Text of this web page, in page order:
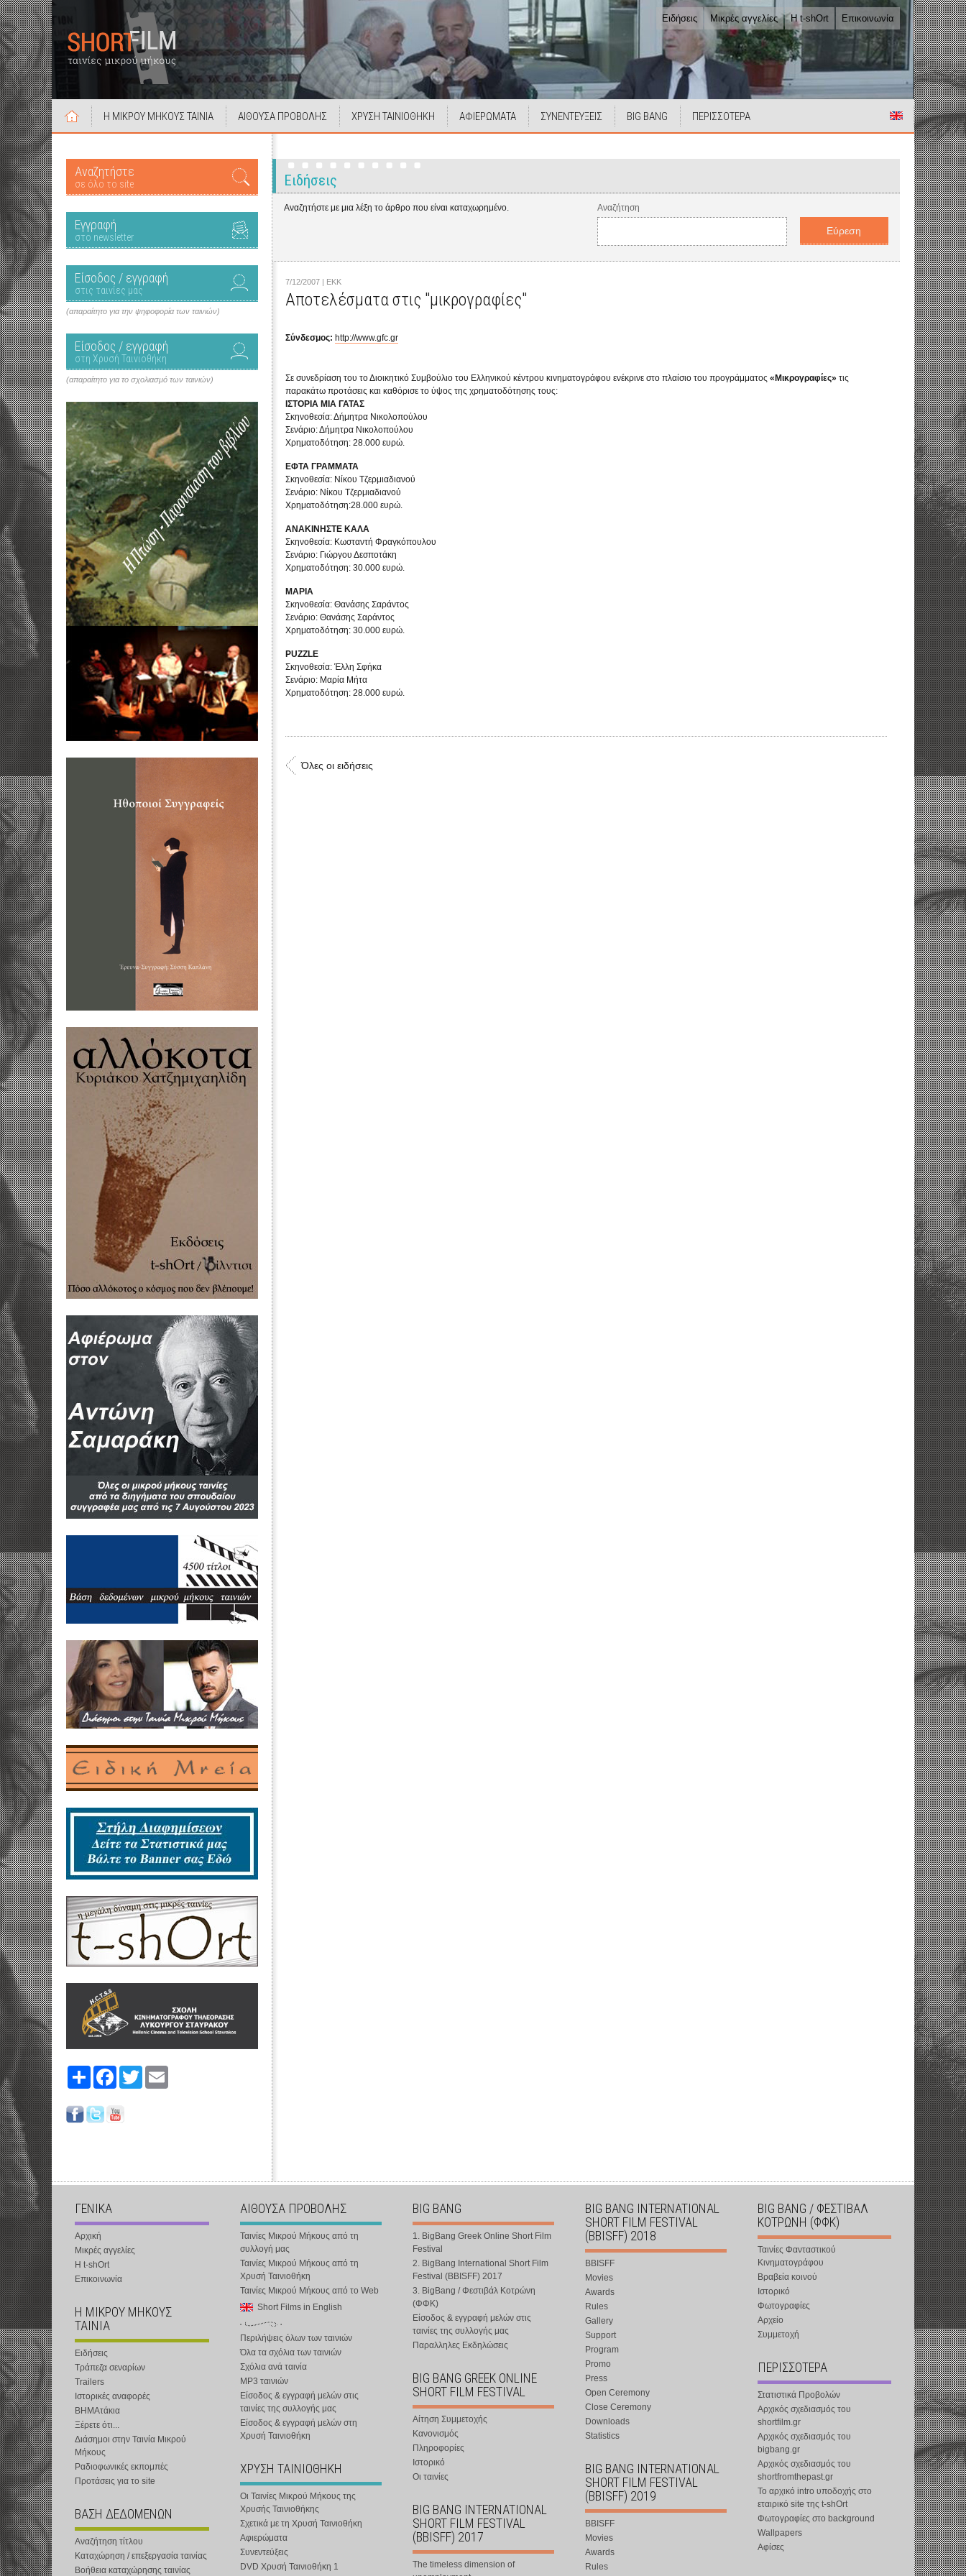
Ειδήσεις Μικρές αγγελίες Η t-shOrt Επικοινωνία
Η ΜΙΚΡΟΥ ΜΗΚΟΥΣ ΤΑΙΝΙΑ ΑΙΘΟΥΣΑ ΠΡΟΒΟΛΗΣ ΧΡΥΣΗ ΤΑΙΝΙΟΘΗΚΗ ΑΦΙΕΡΩΜΑΤΑ ΣΥΝΕΝΤΕΥΞΕΙΣ BIG BANG ΠΕΡΙΣΣΟΤΕΡΑ
Αναζητήστε
σε όλο το site
Εγγραφή
στο newsletter
Είσοδος / εγγραφή
στις ταινίες μας
(απαραίτητο για την ψηφοφορία των ταινιών)
Είσοδος / εγγραφή
στη Χρυσή Ταινιοθήκη
(απαραίτητο για το σχολιασμό των ταινιών)
Share FacebookTwitter
Ειδήσεις
Αναζητήστε με μια λέξη το άρθρο που είναι καταχωρημένο. Αναζήτηση
7/12/2007 | EKK
Αποτελέσματα στις "μικρογραφίες"
Σύνδεσμος: http://www.gfc.gr
Σε συνεδρίαση του το Διοικητικό Συμβούλιο του Ελληνικού κέντρου κινηματογράφου ενέκρινε στο πλαίσιο του προγράμματος «Μικρογραφίες» τις
παρακάτω προτάσεις και καθόρισε το ύψος της χρηματοδότησης τους:
ΙΣΤΟΡΙΑ ΜΙΑ ΓΑΤΑΣ
Σκηνοθεσία: Δήμητρα Νικολοπούλου
Σενάριο: Δήμητρα Νικολοπούλου
Χρηματοδότηση: 28.000 ευρώ.
ΕΦΤΑ ΓΡΑΜΜΑΤΑ
Σκηνοθεσία: Νίκου Τζερμιαδιανού
Σενάριο: Νίκου Τζερμιαδιανού
Χρηματοδότηση:28.000 ευρώ.
ΑΝΑΚΙΝΗΣΤΕ ΚΑΛΑ
Σκηνοθεσία: Κωσταντή Φραγκόπουλου
Σενάριο: Γιώργου Δεσποτάκη
Χρηματοδότηση: 30.000 ευρώ.
ΜΑΡΙΑ
Σκηνοθεσία: Θανάσης Σαράντος
Σενάριο: Θανάσης Σαράντος
Χρηματοδότηση: 30.000 ευρώ.
PUZZLE
Σκηνοθεσία: Έλλη Σφήκα
Σενάριο: Μαρία Μήτα
Χρηματοδότηση: 28.000 ευρώ.
Όλες οι ειδήσεις
ΓΕΝΙΚΑ
Αρχική
Μικρές αγγελίες
Η t-shOrt
Επικοινωνία
Η ΜΙΚΡΟΥ ΜΗΚΟΥΣ
ΤΑΙΝΙΑ
Ειδήσεις
Τράπεζα σεναρίων
Trailers
Ιστορικές αναφορές
ΒΗΜΑτάκια
Ξέρετε ότι...
Διάσημοι στην Ταινία Μικρού
Μήκους
Ραδιοφωνικές εκπομπές
Προτάσεις για το site
ΒΑΣΗ ΔΕΔΟΜΕΝΩΝ
Αναζήτηση τίτλου
Καταχώρηση / επεξεργασία ταινίας
Βοήθεια καταχώρησης ταινίας
ΑΙΘΟΥΣΑ ΠΡΟΒΟΛΗΣ
Ταινίες Μικρού Μήκους από τη
συλλογή μας
Ταινίες Μικρού Μήκους από τη
Χρυσή Ταινιοθήκη
Ταινίες Μικρού Μήκους από το Web
Short Films in English
Περιλήψεις όλων των ταινιών
Όλα τα σχόλια των ταινιών
Σχόλια ανά ταινία
MP3 ταινιών
Είσοδος & εγγραφή μελών στις
ταινίες της συλλογής μας
Είσοδος & εγγραφή μελών στη
Χρυσή Ταινιοθήκη
ΧΡΥΣΗ ΤΑΙΝΙΟΘΗΚΗ
Οι Ταινίες Μικρού Μήκους της
Χρυσής Ταινιοθήκης
Σχετικά με τη Χρυσή Ταινιοθήκη
Αφιερώματα
Συνεντεύξεις
DVD Χρυσή Ταινιοθήκη 1
BIG BANG
1. BigBang Greek Online Short Film
Festival
2. BigBang International Short Film
Festival (BBISFF) 2017
3. BigBang / Φεστιβάλ Κοτρώνη
(ΦΦΚ)
Είσοδος & εγγραφή μελών στις
ταινίες της συλλογής μας
Παραλληλες Εκδηλώσεις
BIG BANG GREEK ONLINE
SHORT FILM FESTIVAL
Αίτηση Συμμετοχής
Κανονισμός
Πληροφορίες
Ιστορικό
Οι ταινίες
BIG BANG INTERNATIONAL
SHORT FILM FESTIVAL
(BBISFF) 2017
The timeless dimension of
BIG BANG INTERNATIONAL
SHORT FILM FESTIVAL
(BBISFF) 2018
BBISFF
Movies
Awards
Rules
Gallery
Support
Program
Promo
Press
Open Ceremony
Close Ceremony
Downloads
Statistics
BIG BANG INTERNATIONAL
SHORT FILM FESTIVAL
(BBISFF) 2019
BBISFF
Movies
Awards
Rules
BIG BANG / ΦΕΣΤΙΒΑΛ
ΚΟΤΡΩΝΗ (ΦΦΚ)
Ταινίες Φανταστικού
Κινηματογράφου
Βραβεία κοινού
Ιστορικό
Φωτογραφίες
Αρχείο
Συμμετοχή
ΠΕΡΙΣΣΟΤΕΡΑ
Στατιστικά Προβολών
Αρχικός σχεδιασμός του
shortfilm.gr
Αρχικός σχεδιασμός του
bigbang.gr
Αρχικός σχεδιασμός του
shortfromthepast.gr
Το αρχικό intro υποδοχής στο
εταιρικό site της t-shOrt
Φωτογραφίες στο background
Wallpapers
Αφίσες